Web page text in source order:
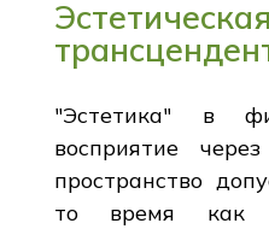
Эстетическая
"Эстетика" в
восприятие
пространство
то время как